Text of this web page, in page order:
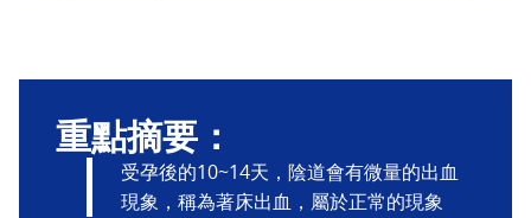
重點摘要：
受孕後的10~14天，陰道會有微量的出血
現象，稱為著床出血，屬於正常的現象